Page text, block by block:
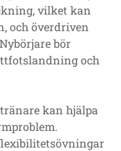
vilket kan
och överdriven
bör
och
kan hjälpa